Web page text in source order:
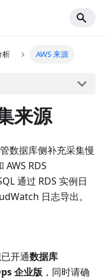
析 AWS 来源
来源
数据库侧补充采集慢
AWS RDS
通过 RDS 实例日
日志导出。
开通数据库
企业版 ，同时请确